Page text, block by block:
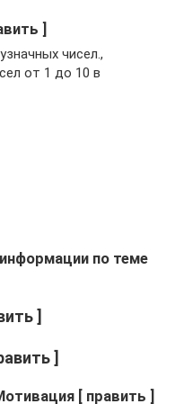
]
чисел.,
от 1 до 10 в
по теме
]
]
[ править ]